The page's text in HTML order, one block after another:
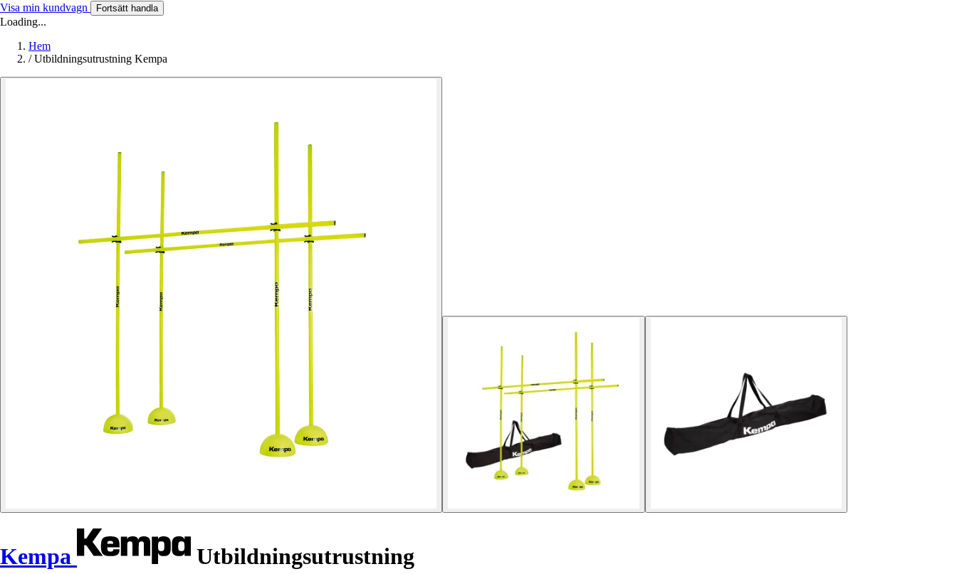
Visa min kundvagn Fortsätt handla
Loading...
Hem
/ Utbildningsutrustning Kempa
Kempa Utbildningsutrustning